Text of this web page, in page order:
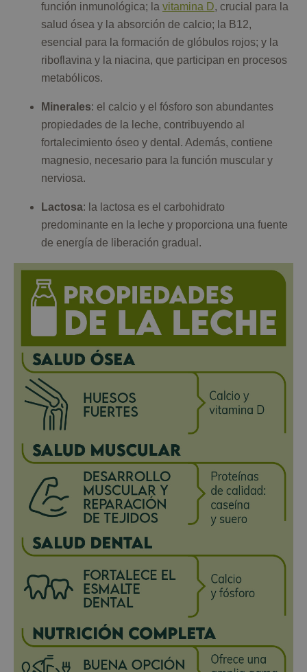
función inmunológica; la vitamina D, crucial para la
salud ósea y la absorción de calcio; la B12,
esencial para la formación de glóbulos rojos; y la
riboflavina y la niacina, que participan en procesos
metabólicos.
Minerales: el calcio y el fósforo son abundantes
propiedades de la leche, contribuyendo al
fortalecimiento óseo y dental. Además, contiene
magnesio, necesario para la función muscular y
nerviosa.
Lactosa: la lactosa es el carbohidrato
predominante en la leche y proporciona una fuente
de energía de liberación gradual.